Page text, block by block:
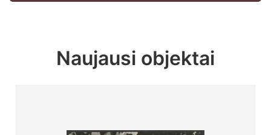
Naujausi objektai